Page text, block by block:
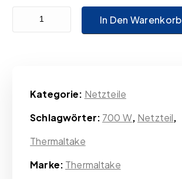
Thermaltake TR2 S 700W Menge
In Den Warenkorb
Kategorie: Netzteile
Schlagwörter: 700 W, Netzteil,
Thermaltake
Marke: Thermaltake